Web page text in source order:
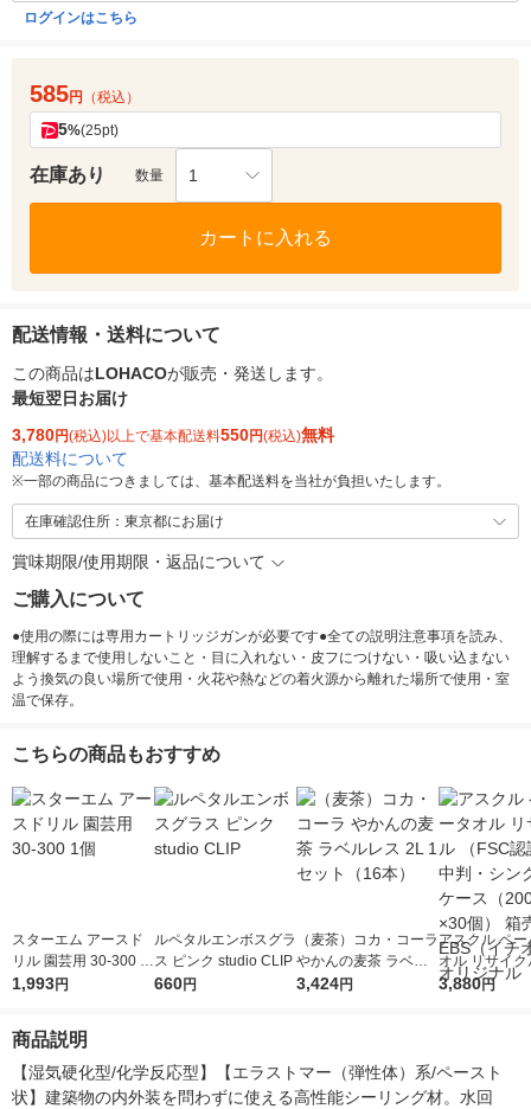
ログインはこちら
585円 （税込）
5%(25pt)
在庫あり 数量 1
カートに入れる
配送情報・送料について
この商品はLOHACOが販売・発送します。
最短翌日お届け
3,780円(税込)以上で基本配送料550円(税込)無料
配送料について
※一部の商品につきましては、基本配送料を当社が負担いたします。
在庫確認住所：東京都にお届け
賞味期限/使用期限・返品について
ご購入について
●使用の際には専用カートリッジガンが必要です●全ての説明注意事項を読み、
理解するまで使用しないこと・目に入れない・皮フにつけない・吸い込まない
よう換気の良い場所で使用・火花や熱などの着火源から離れた場所で使用・室
温で保存。
こちらの商品もおすすめ
スターエム アースド
リル 園芸用 30-300 1
個
1,993円
ルペタルエンボスグラ
ス ピンク studio CLIP
660円
（麦茶）コカ・コーラ
やかんの麦茶 ラベル
レス 2L 1セット（16
3,424円
アスクル ペ
オル リサイク
C認証紙） 中
ナル
3,880円
商品説明
【湿気硬化型/化学反応型】【エラストマー（弾性体）系/ペースト
状】建築物の内外装を問わずに使える高性能シーリング材。水回